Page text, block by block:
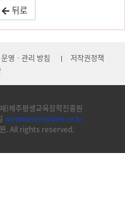
뒤로
영ㆍ관리 방침
저작권정책
)제주평생교육장학진흥원
webmaster@jiles.or.kr
. All rights reserved.